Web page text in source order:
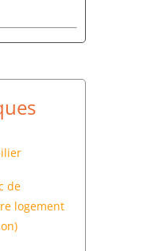
de
logement